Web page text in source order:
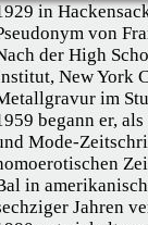
in
von
der High
New York
im
begann er,
Mode-
in
Jahren